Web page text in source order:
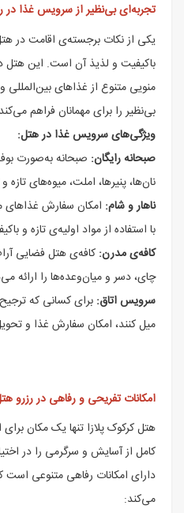
تجربه‌ای بی‌نظیر از سرویس غذا در
یکی از نکات برجسته‌ی اقامت در
باکیفیت و لذیذ آن است. این هتل
منویی متنوع از غذاهای
بی‌نظیر را برای مهمانان فراهم
ویژگی‌های سرویس غذا در هتل:
صبحانه رایگان: صبحانه به‌صورت
نان‌ها، پنیرها، املت، میوه‌های
ناهار و شام: امکان سفارش غذاهای
با استفاده از مواد اولیه‌ی تازه و
کافه‌ی مدرن: کافه‌ی هتل فضایی
چای، دسر و میان‌وعده‌ها را ارائه
سرویس اتاق: برای کسانی که
میل کنند، امکان سفارش غذا و
امکانات تفریحی و رفاهی در رزرو
هتل کرکوک پلازا تنها یک مکان
کامل از آسایش و سرگرمی را در
دارای امکانات رفاهی متنوعی
می‌کند: